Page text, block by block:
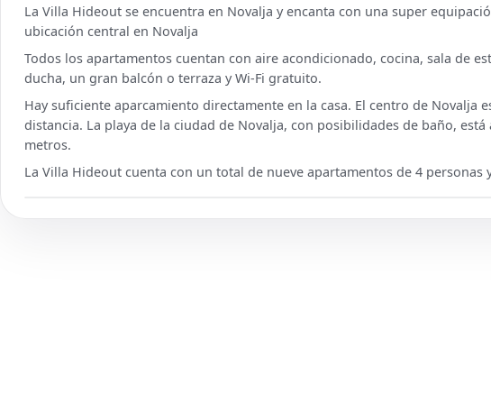
La Villa Hideout se encuentra en Novalja y encanta con una super
ubicación central en Novalja
Todos los apartamentos cuentan con aire acondicionado, cocina, sala de
ducha, un gran balcón o terraza y Wi-Fi gratuito.
Hay suficiente aparcamiento directamente en la casa. El centro de Novalja
distancia. La playa de la ciudad de Novalja, con posibilidades de baño,
metros.
La Villa Hideout cuenta con un total de nueve apartamentos de 4 personas